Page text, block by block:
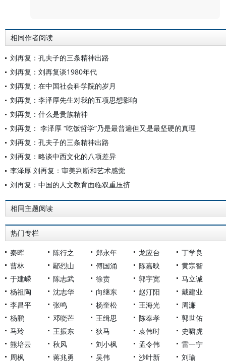
相同作者阅读
刘再复：孔夫子的三条精神出路
刘再复：刘再复谈1980年代
刘再复：在中国社会科学院的岁月
刘再复：李泽厚先生对我的五项思想影响
刘再复：什么是贵族精神
刘再复： 李泽厚 “吃饭哲学”乃是最普遍但又是最坚硬的真理
刘再复：孔夫子的三条精神出路
刘再复：略谈中西文化的八项差异
李泽厚 刘再复：审美判断和艺术感觉
刘再复：中国的人文教育面临双重压挤
相同主题阅读
热门专栏
秦晖 陈行之 郑永年 龙应台
丁学良
曹林
鄢烈山 傅国涌 陈嘉映
黄宗智
于建嵘
陈志武 徐贲 郭宇宽
马立诚
杨祖陶
沈志华 向继东 赵汀阳
戴建业
李昌平
张鸣 杨奎松 王海光
周濂
杨鹏
邓晓芒 王缉思 陈奉孝
郭世佑
马玲
王振东 狄马 袁伟时
史啸虎
熊培云
秋风 刘小枫 孟令伟
雷一宁
周枫
蒋兆勇 吴伟 沙叶新 刘瑜